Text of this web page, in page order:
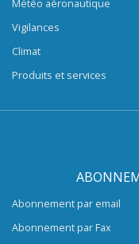
Météo aéronautique
Vigilances
Climat
Produits et services
Abonnement par email
Abonnement par Fax